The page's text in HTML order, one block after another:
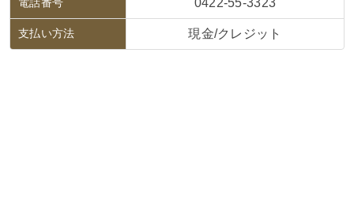
支払い方法 現金/クレジット